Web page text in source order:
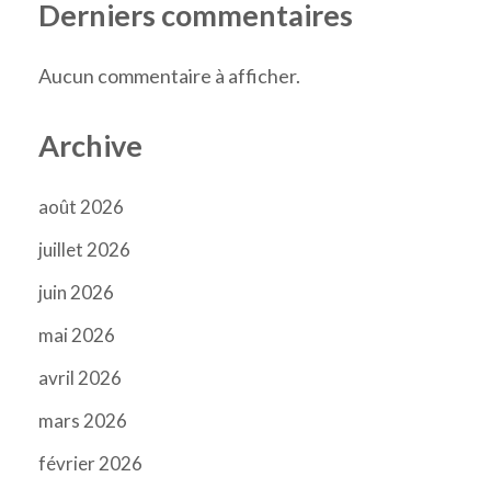
Derniers commentaires
Aucun commentaire à afficher.
Archive
août 2026
juillet 2026
juin 2026
mai 2026
avril 2026
mars 2026
février 2026